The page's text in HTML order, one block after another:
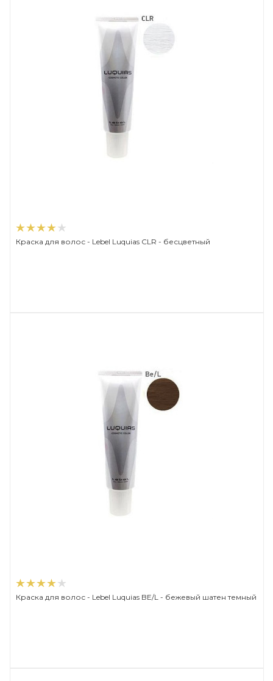
Краска для волос - Lebel Luquias CLR - бесцветный
Краска для волос - Lebel Luquias BE/L - бежевый шатен темный